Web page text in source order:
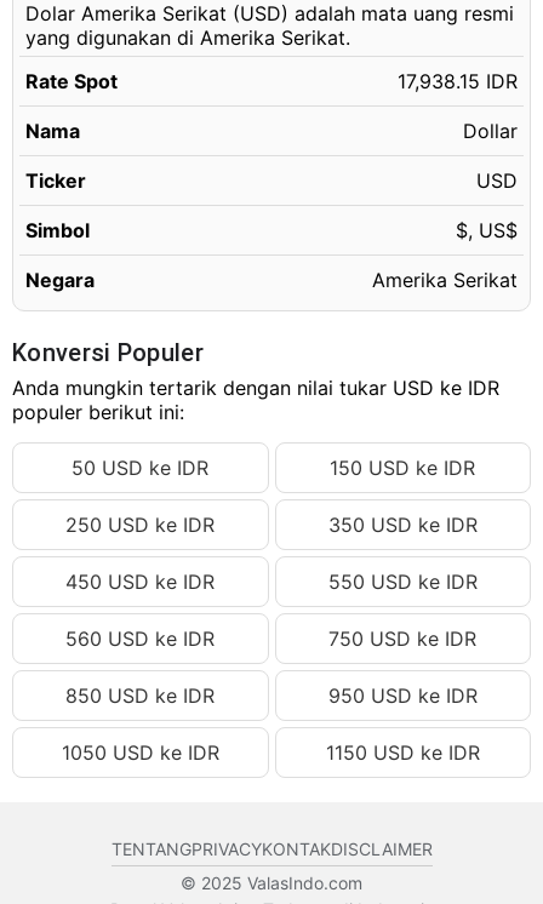
341.19 USD
Rp6,120,317.40 IDR
341.20 USD
Rp6,120,496.78 IDR
341.21 USD
Rp6,120,676.16 IDR
341.22 USD
Rp6,120,855.54 IDR
341.23 USD
Rp6,121,034.92 IDR
341.24 USD
Rp6,121,214.31 IDR
341.25 USD
341.26 USD
Rp6,121,573.07 IDR
341.27 USD
341.28 USD
Rp6,121,931.83 IDR
341.29 USD
341.30 USD
Rp6,122,290.60 IDR
Rp6,122,469.98 IDR
341.32 USD
Rp6,122,649.36 IDR
341.33 USD
Rp6,122,828.74 IDR
341.34 USD
Rp6,123,008.12 IDR
341.35 USD
Rp6,123,187.50 IDR
341.36 USD
Rp6,123,366.88 IDR
341.37 USD
Rp6,123,546.27 IDR
341.39 USD
Rp6,123,905.03 IDR
Rp6,124,084.41 IDR
Dolar Amerika Serikat (USD) adalah mata uang resmi
yang digunakan di Amerika Serikat.
Rate Spot
17,938.15 IDR
Nama Dollar
Ticker USD
Simbol $, US$
Negara Amerika Serikat
Konversi Populer
Anda mungkin tertarik dengan nilai tukar USD ke IDR
populer berikut ini:
50 USD ke IDR 150 USD ke IDR
250 USD ke IDR 350 USD ke IDR
450 USD ke IDR 550 USD ke IDR
560 USD ke IDR 750 USD ke IDR
850 USD ke IDR 950 USD ke IDR
1050 USD ke IDR 1150 USD ke IDR
TENTANGPRIVACYKONTAKDISCLAIMER
© 2025 ValasIndo.com